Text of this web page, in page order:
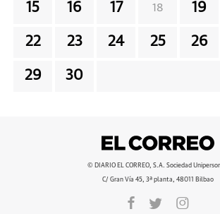
15 16 17 18 19
22 23 24 25 26
29 30
© DIARIO EL CORREO, S.A. Sociedad
C/ Gran Vía 45, 3ª planta, 48011 Bilbao